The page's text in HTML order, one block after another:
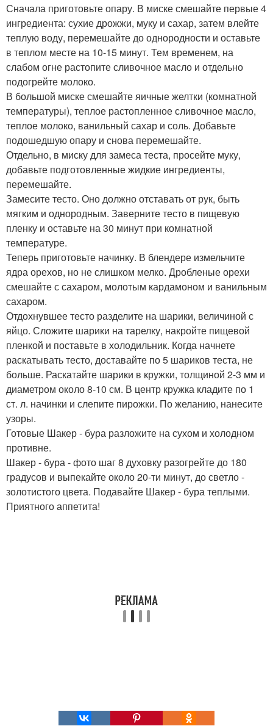
Сначала приготовьте опару. В миске смешайте первые 4
ингредиента: сухие дрожжи, муку и сахар, затем влейте
теплую воду, перемешайте до однородности и оставьте
в теплом месте на 10-15 минут. Тем временем, на
слабом огне растопите сливочное масло и отдельно
подогрейте молоко.
В большой миске смешайте яичные желтки (комнатной
температуры), теплое растопленное сливочное масло,
теплое молоко, ванильный сахар и соль. Добавьте
подошедшую опару и снова перемешайте.
Отдельно, в миску для замеса теста, просейте муку,
добавьте подготовленные жидкие ингредиенты,
перемешайте.
Замесите тесто. Оно должно отставать от рук, быть
мягким и однородным. Заверните тесто в пищевую
пленку и оставьте на 30 минут при комнатной
температуре.
Теперь приготовьте начинку. В блендере измельчите
ядра орехов, но не слишком мелко. Дробленые орехи
смешайте с сахаром, молотым кардамоном и ванильным
сахаром.
Отдохнувшее тесто разделите на шарики, величиной с
яйцо. Сложите шарики на тарелку, накройте пищевой
пленкой и поставьте в холодильник. Когда начнете
раскатывать тесто, доставайте по 5 шариков теста, не
больше. Раскатайте шарики в кружки, толщиной 2-3 мм и
диаметром около 8-10 см. В центр кружка кладите по 1
ст. л. начинки и слепите пирожки. По желанию, нанесите
узоры.
Готовые Шакер - бура разложите на сухом и холодном
противне.
Шакер - бура - фото шаг 8 духовку разогрейте до 180
градусов и выпекайте около 20-ти минут, до светло -
золотистого цвета. Подавайте Шакер - бура теплыми.
Приятного аппетита!